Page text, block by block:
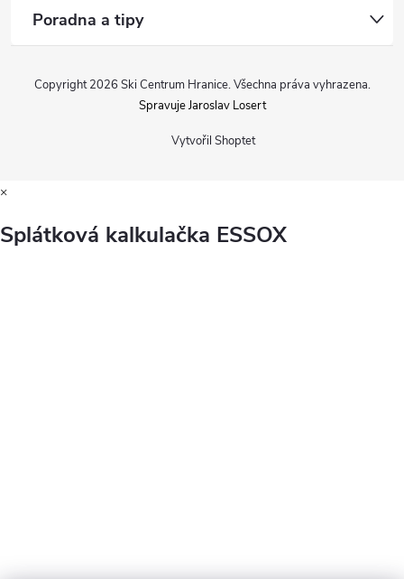
Poradna a tipy
Vytvořil Shoptet
Copyright 2026 Ski Centrum Hranice. Všechna práva vyhrazena.
Spravuje Jaroslav Losert
×
Splátková kalkulačka ESSOX